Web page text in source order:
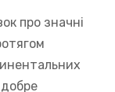
про значні